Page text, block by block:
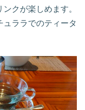
クが楽しめます。
ララでのティータ